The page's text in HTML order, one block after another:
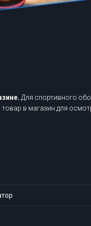
Для спортивного
в магазин для